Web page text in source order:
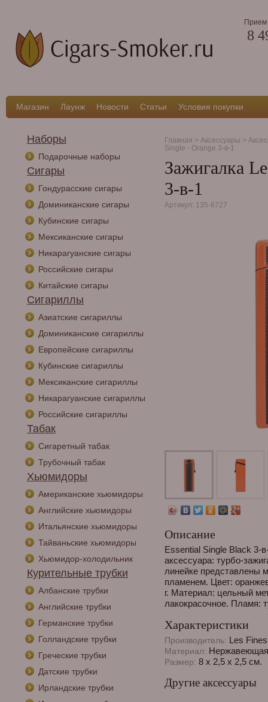
Прием
8
Магазин Лаунж Новости Статьи Условия покупки
Наборы
Подарочные наборы
Сигары
Гондурасские сигары
Доминиканские сигары
Кубинские сигары
Мексиканские сигары
Никарагуанские сигары
Российские сигары
Китайские сигары
Сигариллы
Азиатские сигариллы
Доминиканские сигариллы
Европейские сигариллы
Кубинские сигариллы
Мексиканские сигариллы
Никарагуанские сигариллы
Российские сигариллы
Табак
Сигаретный табак
Трубочный табак
Хьюмидоры
Американские хьюмидоры
Английские хьюмидоры
Итальянские хьюмидоры
Тайваньские хьюмидоры
Хьюмидор-холодильник
Курительные трубки
Албанские трубки
Английские трубки
Германские трубки
Голландские трубки
Греческие трубки
Датские трубки
Ирландские трубки
Главная > Аксессуары >
Single - Orange 3-в-1
Зажигалка
3-в-1
Артикул: 135-6727
Описание
Essential Single Black 3-
аксессуара: турбо-
линейке представлены
пламенем. Цвет:
г. Материал: цельный
лакокрасочное. Пламя:
Характеристики
Производитель: Les
Материал:
Размер: 8 х 2,5 х 2,5 см.
Другие аксессуары